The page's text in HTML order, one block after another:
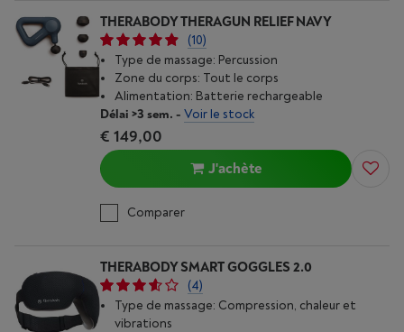
THERABODY THERAGUN RELIEF NAVY
(10)
Type de massage: Percussion
Zone du corps: Tout le corps
Alimentation: Batterie rechargeable
Délai >3 sem. - Voir le stock
€ 149,00
J'achète
Comparer
THERABODY SMART GOGGLES 2.0
(4)
Type de massage: Compression, chaleur et
vibrations